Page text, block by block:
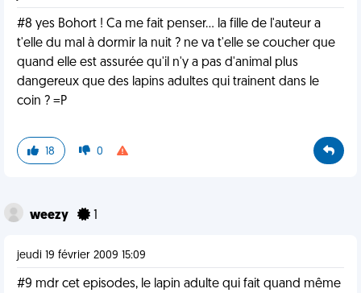
#8 yes Bohort ! Ca me fait penser... la fille de l'auteur a
t'elle du mal à dormir la nuit ? ne va t'elle se coucher que
quand elle est assurée qu'il n'y a pas d'animal plus
dangereux que des lapins adultes qui trainent dans le
coin ? =P
18 0
weezy
jeudi 19 février 2009 15:09
#9 mdr cet episodes, le lapin adulte qui fait quand même